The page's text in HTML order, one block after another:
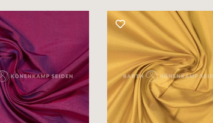
MUSTERANFRAGE SENDEN